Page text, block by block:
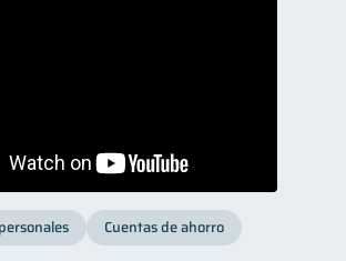
Cuentas de ahorro